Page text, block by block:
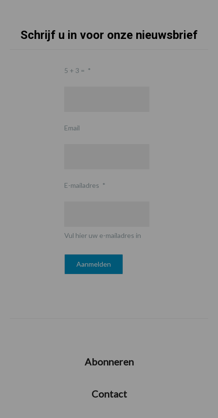
Schrijf u in voor onze nieuwsbrief
5 + 3 = *
Email
E-mailadres *
Vul hier uw e-mailadres in
Abonneren
Contact